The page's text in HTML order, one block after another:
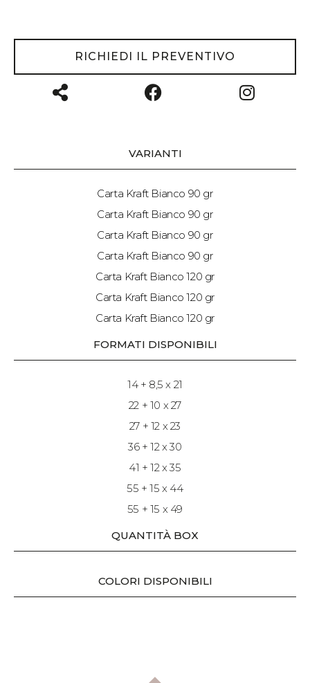
RICHIEDI IL PREVENTIVO
VARIANTI
Carta Kraft Bianco 90 gr
Carta Kraft Bianco 90 gr
Carta Kraft Bianco 90 gr
Carta Kraft Bianco 90 gr
Carta Kraft Bianco 120 gr
Carta Kraft Bianco 120 gr
Carta Kraft Bianco 120 gr
FORMATI DISPONIBILI
14 + 8,5 x 21
22 + 10 x 27
27 + 12 x 23
36 + 12 x 30
41 + 12 x 35
55 + 15 x 44
55 + 15 x 49
QUANTITÀ BOX
COLORI DISPONIBILI